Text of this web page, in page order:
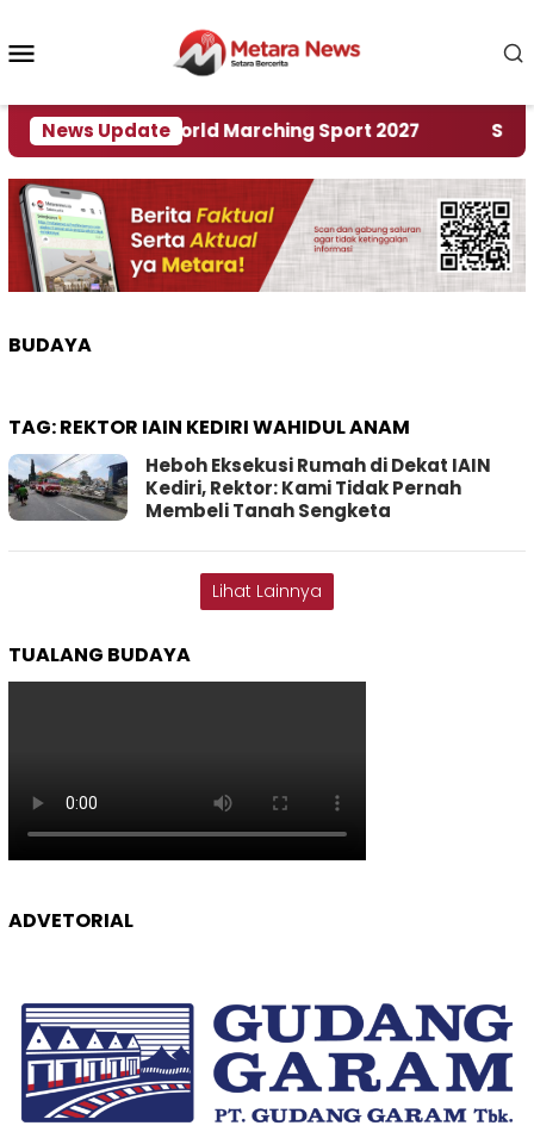
konten
News Update
Rumah World Marching Sport 2027 ‎Soal
BUDAYA
TAG:REKTOR IAIN KEDIRI WAHIDUL ANAM
Heboh Eksekusi Rumah di Dekat IAIN
Kediri, Rektor: Kami Tidak Pernah
Membeli Tanah Sengketa
Lihat Lainnya
TUALANG BUDAYA
ADVETORIAL